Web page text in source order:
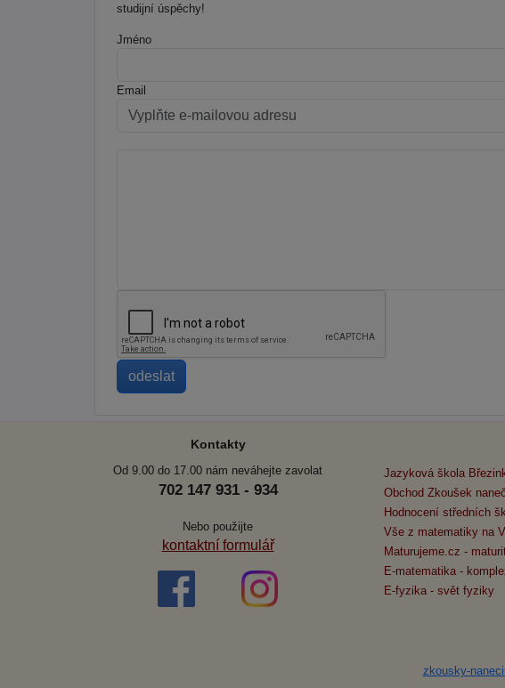
studijní úspěchy!
Jméno
Email
Kontakty
Od 9.00 do 17.00 nám neváhejte zavolat
702 147 931 - 934
Nebo použijte
kontaktní formulář
Jazyková škola
Obchod Zkoušek
Hodnocení středních
Vše z matematiky na
Maturujeme.cz -
E-matematika -
E-fyzika - svět fyziky
zkousky-